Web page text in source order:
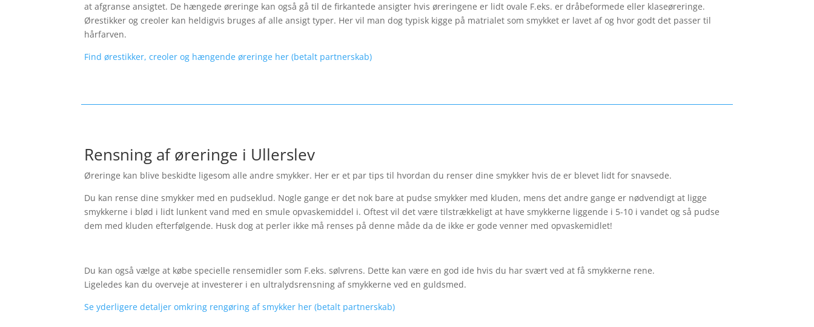
at afgranse ansigtet. De hængede øreringe kan også gå til de firkantede ansigter hvis øreringene er lidt ovale F.eks. er dråbeformede eller klaseøreringe.
Ørestikker og creoler kan heldigvis bruges af alle ansigt typer. Her vil man dog typisk kigge på matrialet som smykket er lavet af og hvor godt det passer til
hårfarven.
Find ørestikker, creoler og hængende øreringe her (betalt partnerskab)
Rensning af øreringe i Ullerslev
Øreringe kan blive beskidte ligesom alle andre smykker. Her er et par tips til hvordan du renser dine smykker hvis de er blevet lidt for snavsede.
Du kan rense dine smykker med en pudseklud. Nogle gange er det nok bare at pudse smykker med kluden, mens det andre gange er nødvendigt at ligge
smykkerne i blød i lidt lunkent vand med en smule opvaskemiddel i. Oftest vil det være tilstrækkeligt at have smykkerne liggende i 5-10 i vandet og så pudse
dem med kluden efterfølgende. Husk dog at perler ikke må renses på denne måde da de ikke er gode venner med opvaskemidlet!
Du kan også vælge at købe specielle rensemidler som F.eks. sølvrens. Dette kan være en god ide hvis du har svært ved at få smykkerne rene.
Ligeledes kan du overveje at investerer i en ultralydsrensning af smykkerne ved en guldsmed.
Se yderligere detaljer omkring rengøring af smykker her (betalt partnerskab)